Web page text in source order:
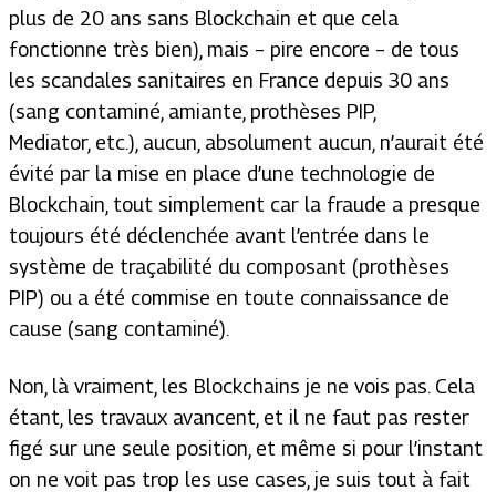
plus de 20 ans sans Blockchain et que cela
fonctionne très bien), mais – pire encore – de tous
les scandales sanitaires en France depuis 30 ans
(sang contaminé, amiante, prothèses PIP,
Mediator, etc.), aucun, absolument aucun, n’aurait été
évité par la mise en place d’une technologie de
Blockchain, tout simplement car la fraude a presque
toujours été déclenchée avant l’entrée dans le
système de traçabilité du composant (prothèses
PIP) ou a été commise en toute connaissance de
cause (sang contaminé).
Non, là vraiment, les Blockchains je ne vois pas. Cela
étant, les travaux avancent, et il ne faut pas rester
figé sur une seule position, et même si pour l’instant
on ne voit pas trop les use cases , je suis tout à fait